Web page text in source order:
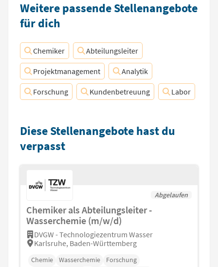
Weitere passende Stellenangebote
für dich
Chemiker Abteilungsleiter
Projektmanagement Analytik
Forschung Kundenbetreuung Labor
Diese Stellenangebote hast du
verpasst
Abgelaufen
Chemiker als Abteilungsleiter -
Wasserchemie (m/w/d)
DVGW - Technologiezentrum Wasser
Karlsruhe, Baden-Württemberg
Chemie Wasserchemie
Forschung